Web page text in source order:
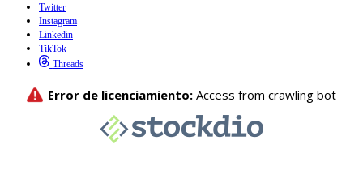
Twitter
Instagram
Linkedin
TikTok
Threads